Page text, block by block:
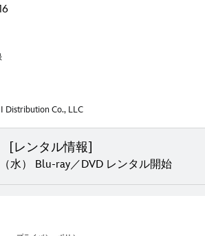
Distribution Co., LLC
[レンタル情報]
水） Blu-ray／DVD レンタル開始